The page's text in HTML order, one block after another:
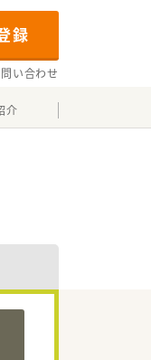
録
い合わせ
介